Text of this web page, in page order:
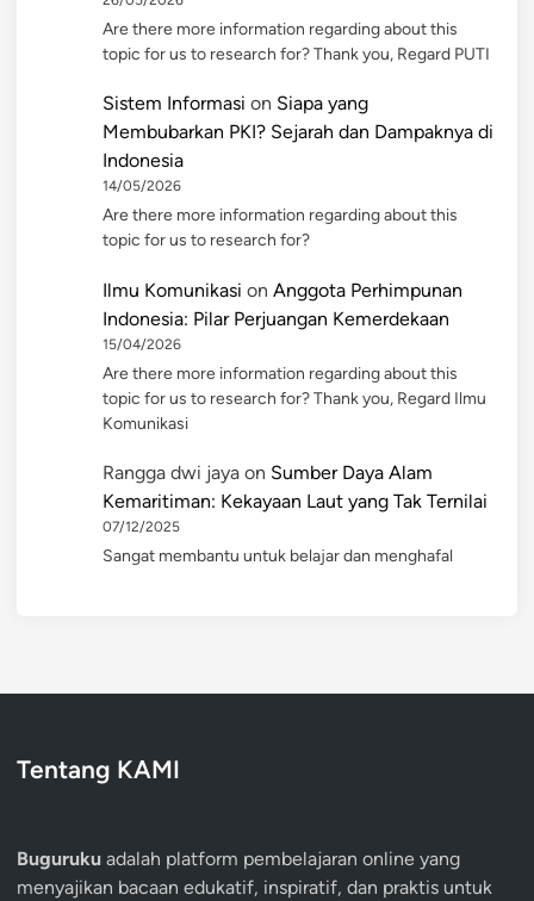
Are there more information regarding about this
topic for us to research for? Thank you, Regard PUTI
Sistem Informasi on Siapa yang
Membubarkan PKI? Sejarah dan Dampaknya di
Indonesia
14/05/2026
Are there more information regarding about this
topic for us to research for?
Ilmu Komunikasi on Anggota Perhimpunan
Indonesia: Pilar Perjuangan Kemerdekaan
15/04/2026
Are there more information regarding about this
topic for us to research for? Thank you, Regard Ilmu
Komunikasi
Rangga dwi jaya on Sumber Daya Alam
Kemaritiman: Kekayaan Laut yang Tak Ternilai
07/12/2025
Sangat membantu untuk belajar dan menghafal
Tentang KAMI
Buguruku adalah platform pembelajaran online yang
menyajikan bacaan edukatif, inspiratif, dan praktis untuk